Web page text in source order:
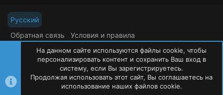
Русский
Обратная связь
Условия и правила
Политика конфиденциальности
Помощь
R
S
S
©Oxide Россия2015-2026
На данном сайте используются файлы cookie, чтобы
персонализировать контент и сохранить Ваш вход в
систему, если Вы зарегистрируетесь.
Продолжая использовать этот сайт, Вы соглашаетесь на
использование наших файлов cookie.